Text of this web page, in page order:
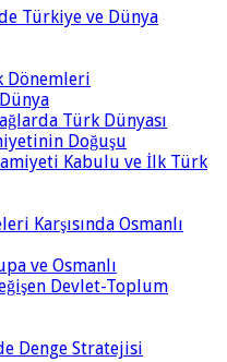
Türkiye ve Dünya
Dönemleri
Türk Dünyası
Doğuşu
Kabulu ve İlk Türk
Karşısında Osmanlı
ve Osmanlı
Devlet-Toplum
Denge Stratejisi